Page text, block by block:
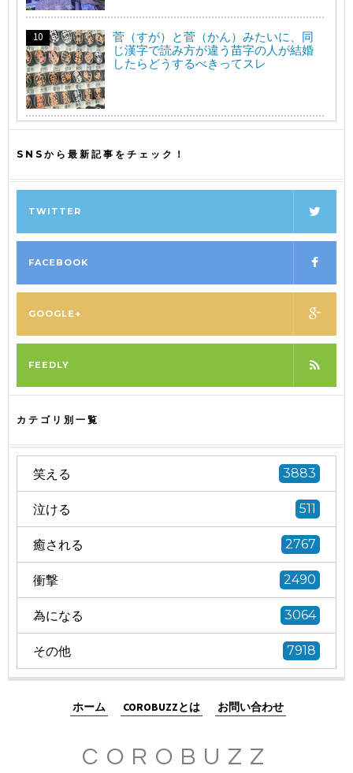
菅（すが）と菅（かん）みたいに、同
じ漢字で読み方が違う苗字の人が結婚
したらどうするべきってスレ
SNSから最新記事をチェック！
TWITTER
FACEBOOK
GOOGLE+
FEEDLY
カテゴリ別一覧
笑える 3883
泣ける 511
癒される 2767
衝撃 2490
為になる 3064
その他 7918
ホーム COROBUZZとは お問い合わせ
COROBUZZ